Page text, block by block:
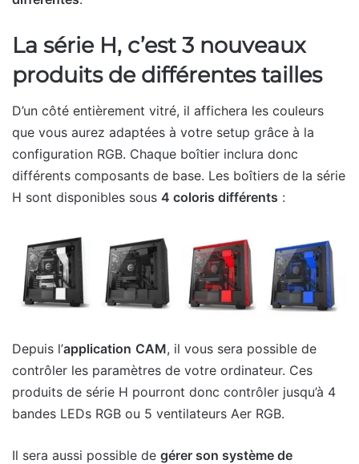
La série H, c’est 3 nouveaux
produits de différentes tailles
D’un côté entièrement vitré, il affichera les couleurs
que vous aurez adaptées à votre setup grâce à la
configuration RGB. Chaque boîtier inclura donc
différents composants de base. Les boîtiers de la série
H sont disponibles sous 4 coloris différents :
Depuis l’application CAM, il vous sera possible de
contrôler les paramètres de votre ordinateur. Ces
produits de série H pourront donc contrôler jusqu’à 4
bandes LEDs RGB ou 5 ventilateurs Aer RGB.
Il sera aussi possible de gérer son système de